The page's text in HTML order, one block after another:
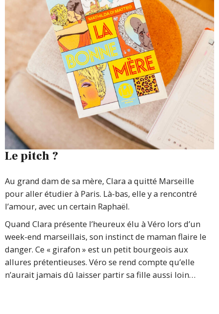
Le pitch ?
Au grand dam de sa mère, Clara a quitté Marseille
pour aller étudier à Paris. Là-bas, elle y a rencontré
l’amour, avec un certain Raphaël.
Quand Clara présente l’heureux élu à Véro lors d’un
week-end marseillais, son instinct de maman flaire le
danger. Ce « girafon » est un petit bourgeois aux
allures prétentieuses. Véro se rend compte qu’elle
n’aurait jamais dû laisser partir sa fille aussi loin…